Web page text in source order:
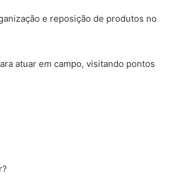
e reposição de produtos no
atuar em campo, visitando pontos